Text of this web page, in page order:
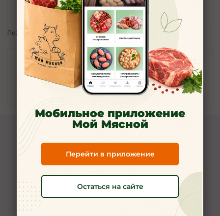
Пожалуйста, авторизуйтесь, чтобы оставить отзыв.
Задать вопрос
О компании
Новости
Мобильное приложение
Мой Мясной
Перейти в приложение
Остаться на сайте